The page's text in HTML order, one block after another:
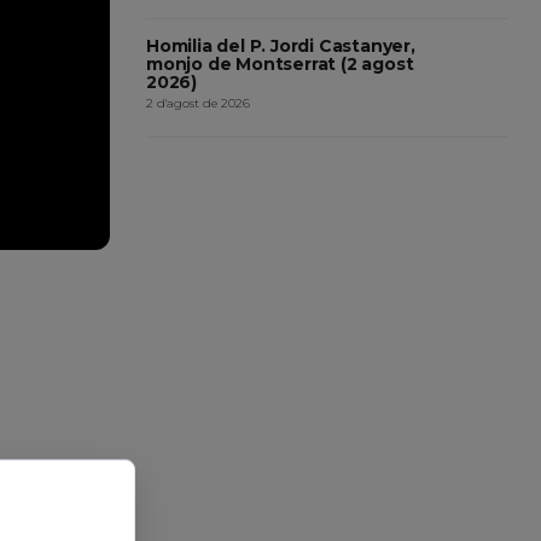
Homilia del P. Jordi Castanyer,
monjo de Montserrat (2 agost
2026)
2 d'agost de 2026